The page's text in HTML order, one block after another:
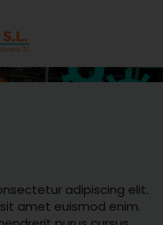
adipiscing elit.
amet euismod enim.